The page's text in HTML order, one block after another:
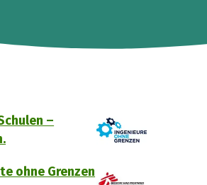
–
ohne Grenzen